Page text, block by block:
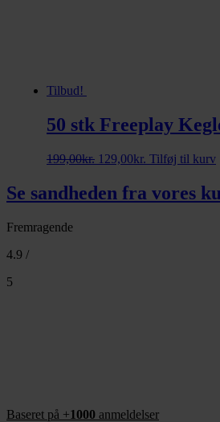
Tilbud!
50 stk Freeplay
199,00kr. Den
var:
129,00kr. Den
er:
Tilføj til kurv
Se sandheden fra vores
Fremragende
4.9 /
5
Baseret på +1000 anmeldelser